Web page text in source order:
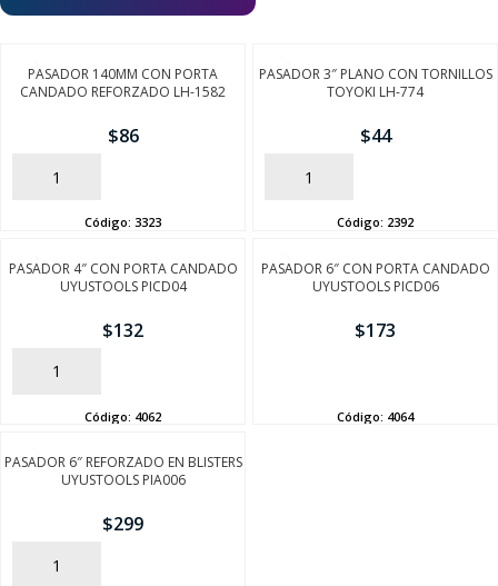
PASADOR 140MM CON PORTA
CANDADO REFORZADO LH-1582
$86
AÑADIR
Código: 3323
PASADOR 3″ PLANO CON TORNILLOS
TOYOKI LH-774
$44
AÑADIR
Código: 2392
PASADOR 4″ CON PORTA CANDADO
UYUSTOOLS PICD04
$132
AÑADIR
Código: 4062
PASADOR 6″ CON PORTA CANDADO
UYUSTOOLS PICD06
$173
Código: 4064
PASADOR 6″ REFORZADO EN BLISTERS
UYUSTOOLS PIA006
$299
AÑADIR